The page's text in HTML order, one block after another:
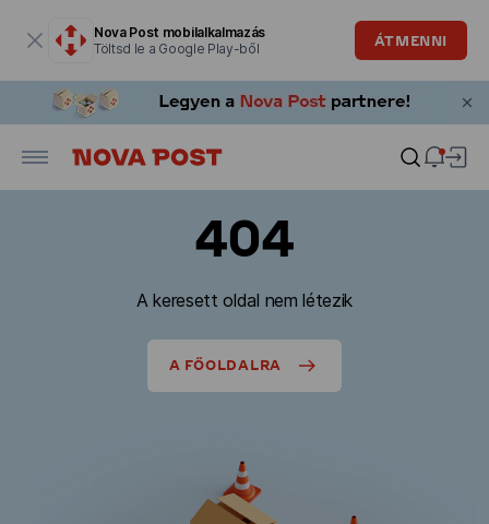
Nova Post mobilalkalmazás
Töltsd le a Google Play-ből
ÁTMENNI
404
A keresett oldal nem létezik
A FŐOLDALRA